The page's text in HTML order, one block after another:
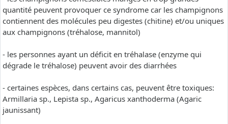
quantité peuvent provoquer ce syndrome car les champignons
contiennent des molécules peu digestes (chitine) et/ou uniques
aux champignons (tréhalose, mannitol)
- les personnes ayant un déficit en tréhalase (enzyme qui
dégrade le tréhalose) peuvent avoir des diarrhées
- certaines espèces, dans certains cas, peuvent être toxiques:
Armillaria sp., Lepista sp., Agaricus xanthoderma (Agaric
jaunissant)